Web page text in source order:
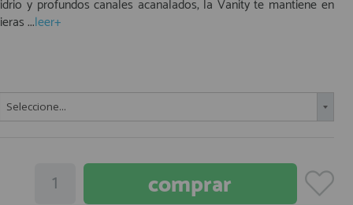
y profundos canales acanalados, la Vanity te mantiene en
...leer+
Seleccione...